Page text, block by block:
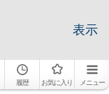
表示
履歴 お気に入り メニュー